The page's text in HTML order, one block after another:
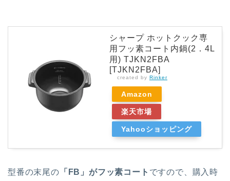
シャープ ホットクック専
用フッ素コート内鍋(2．4L
用) TJKN2FBA
[TJKN2FBA]
created by Rinker
Amazon
楽天市場
Yahooショッピング
型番の末尾の 「FB」がフッ素コート ですので、購入時